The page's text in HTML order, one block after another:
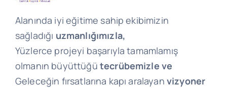
Alanında iyi eğitime sahip ekibimizin
sağladığı uzmanlığımızla,
Yüzlerce projeyi başarıyla tamamlamış
olmanın büyüttüğü tecrübemizle ve
Geleceğin fırsatlarına kapı aralayan vizyoner